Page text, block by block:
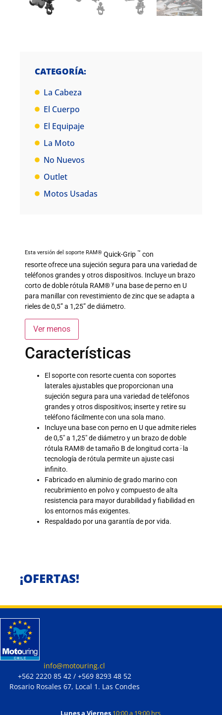
CATEGORÍA:
La Cabeza
El Cuerpo
El Equipaje
La Moto
No Nuevos
Outlet
Motos Usadas
Esta versión del soporte RAM® Quick-Grip ™ con
resorte ofrece una sujeción segura para una variedad de
teléfonos grandes y otros dispositivos. Incluye un brazo
corto de doble rótula RAM® y una base de perno en U
para manillar con revestimiento de zinc que se adapta a
rieles de 0,5” a 1,25” de diámetro.
Ver menos
Características
El soporte con resorte cuenta con soportes
laterales ajustables que proporcionan una
sujeción segura para una variedad de teléfonos
grandes y otros dispositivos; inserte y retire su
teléfono fácilmente con una sola mano.
Incluye una base con perno en U que admite rieles
de 0,5″ a 1,25″ de diámetro y un brazo de doble
rótula RAM® de tamaño B de longitud corta ; la
tecnología de rótula permite un ajuste casi
infinito.
Fabricado en aluminio de grado marino con
recubrimiento en polvo y compuesto de alta
resistencia para mayor durabilidad y fiabilidad en
los entornos más exigentes.
Respaldado por una garantía de por vida.
¡OFERTAS!
info@motouring.cl
+562 2220 85 42 / +569 8293 48 52
Rosario Rosales 67, Local 1. Las Condes
Lunes a Viernes 10:00 a 19:00 hrs